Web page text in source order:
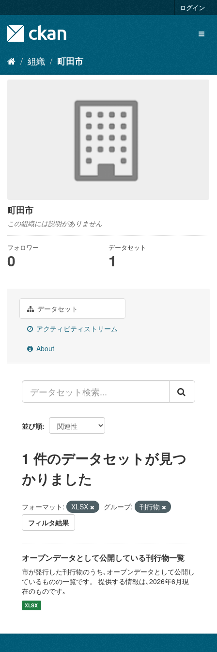
キ
容
ログイン
組織 町田市
町田市
この組織には説明がありません
フォロワー
0
データセット
1
データセット
アクティビティストリーム
About
並び順
1 件のデータセットが見つ
かりました
フォーマット: XLSX グループ:
刊行物
フィルタ結果
オープンデータとして公開している刊行物一覧
市が発行した刊行物のうち､オープンデータとして公開し
ているものの一覧です。 提供する情報は､2026年6月現
在のものです｡
XLSX